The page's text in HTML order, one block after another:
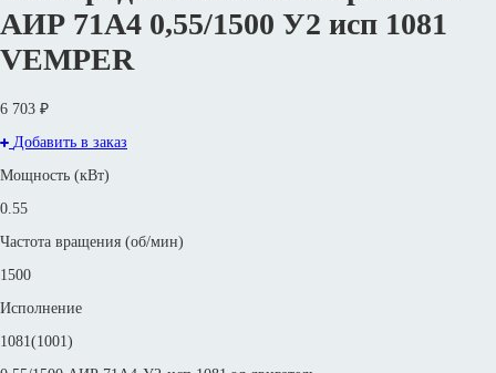
АИР 71А4 0,55/1500 У2 исп 1081
VEMPER
6 703 ₽
Добавить в заказ
Мощность (кВт)
0.55
Частота вращения (об/мин)
1500
Исполнение
1081(1001)